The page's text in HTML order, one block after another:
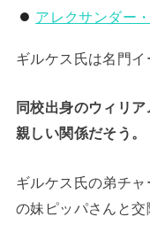
アレクサンダー
ギルケス氏は名門イ
同校出身のウィリ
親しい関係だそう。
ギルケス氏の弟チ
の妹ピッパさんと交